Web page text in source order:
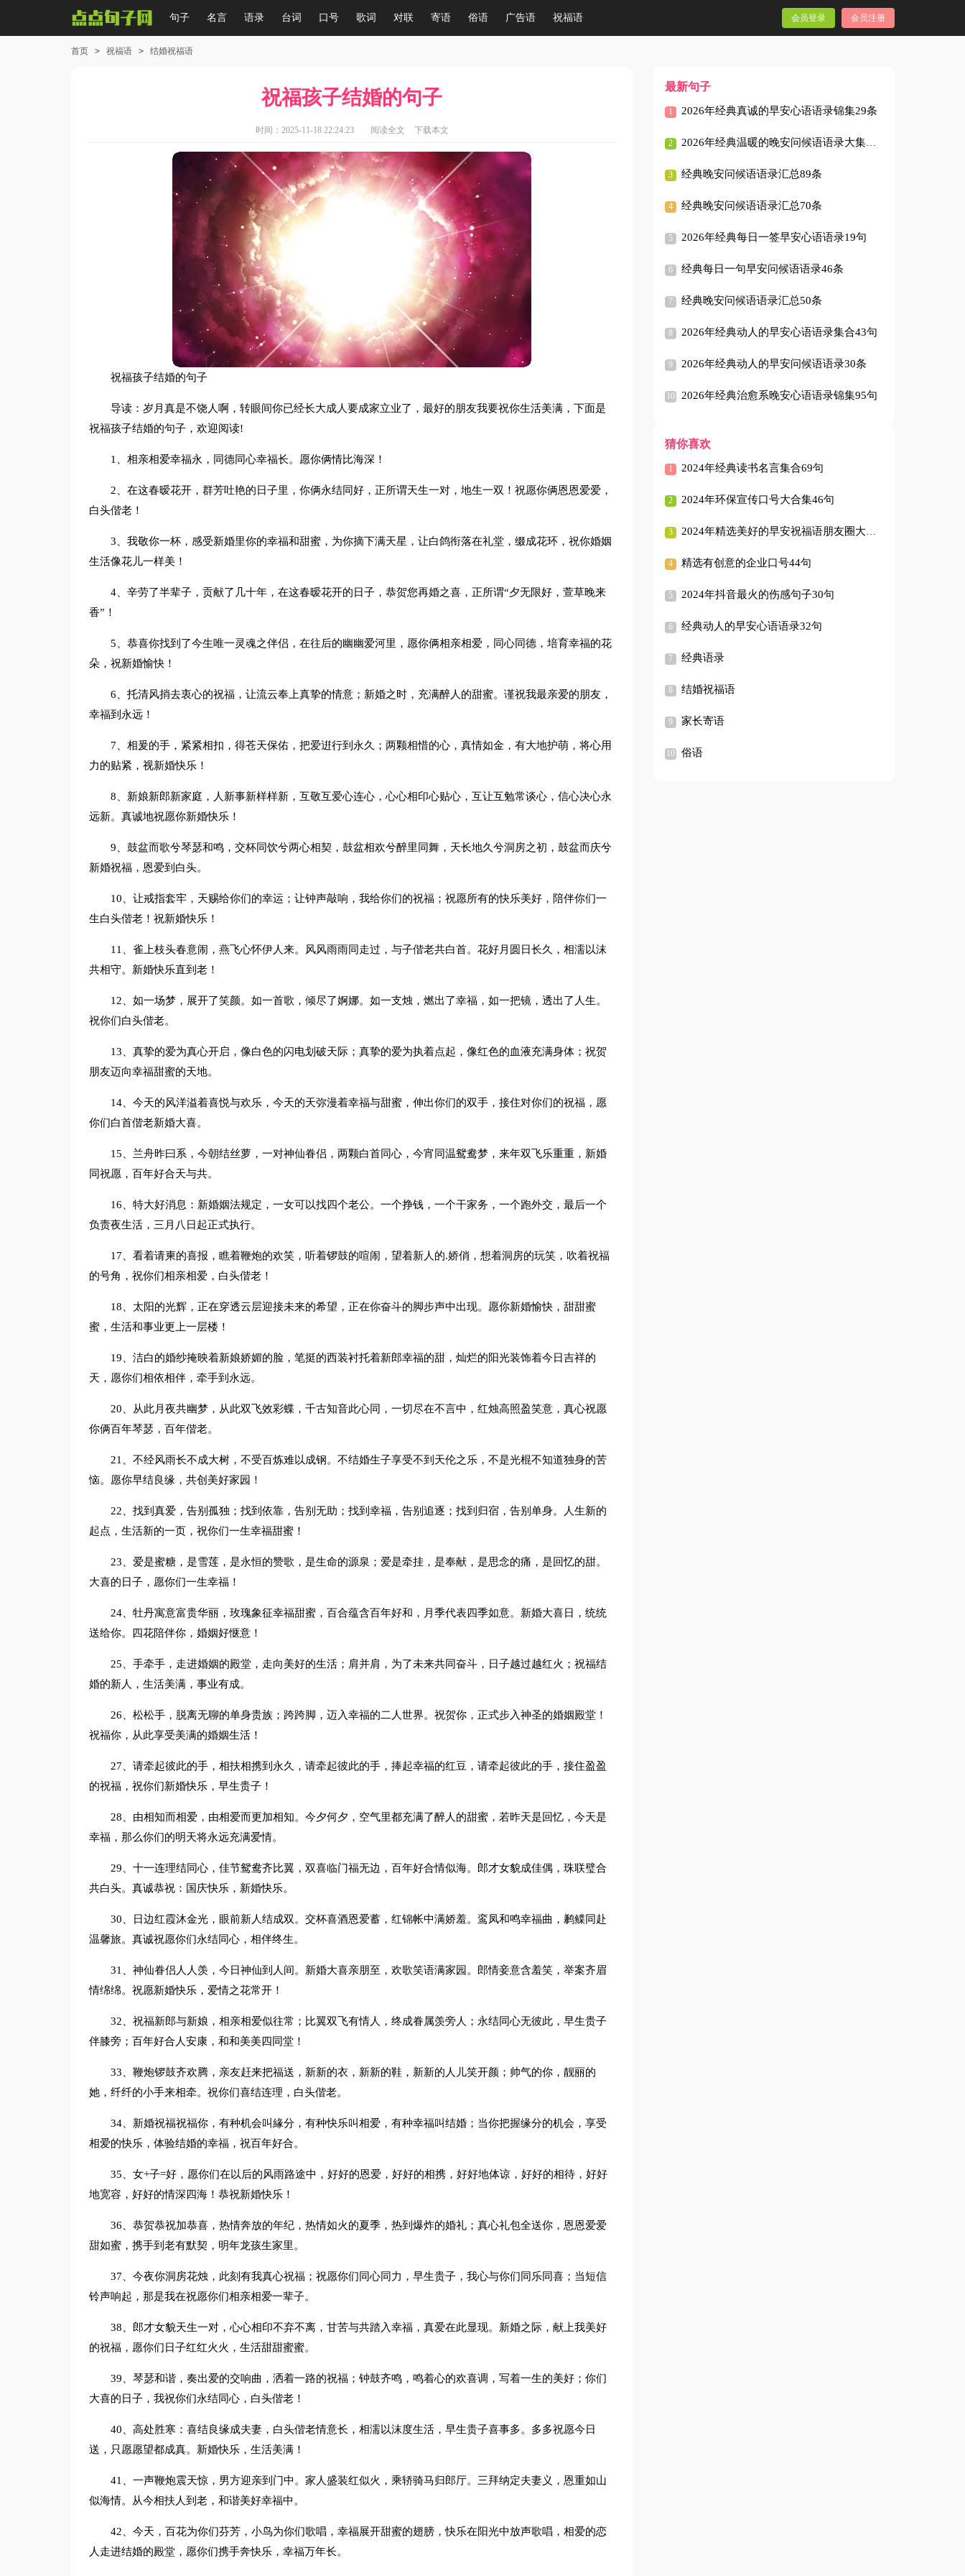
句子 名言 语录 台词 口号 歌词 对联 寄语 俗语 广告语 祝福语 会员登录 会员注册
首页 > 祝福语 > 结婚祝福语
祝福孩子结婚的句子
时间：2025-11-18 22:24:23 阅读全文 下载本文
祝福孩子结婚的句子
导读：岁月真是不饶人啊，转眼间你已经长大成人要成家立业了，最好的朋友我要祝你生活美满，下面是
祝福孩子结婚的句子，欢迎阅读!
1、相亲相爱幸福永，同德同心幸福长。愿你俩情比海深！
2、在这春暧花开，群芳吐艳的日子里，你俩永结同好，正所谓天生一对，地生一双！祝愿你俩恩恩爱爱，
白头偕老！
3、我敬你一杯，感受新婚里你的幸福和甜蜜，为你摘下满天星，让白鸽衔落在礼堂，缀成花环，祝你婚姻
生活像花儿一样美！
4、辛劳了半辈子，贡献了几十年，在这春暧花开的日子，恭贺您再婚之喜，正所谓“夕无限好，萱草晚来
香”！
5、恭喜你找到了今生唯一灵魂之伴侣，在往后的幽幽爱河里，愿你俩相亲相爱，同心同德，培育幸福的花
朵，祝新婚愉快！
6、托清风捎去衷心的祝福，让流云奉上真挚的情意；新婚之时，充满醉人的甜蜜。谨祝我最亲爱的朋友，
幸福到永远！
7、相爰的手，紧紧相扣，得苍天保佑，把爱逬行到永久；两颗相惜的心，真情如金，有大地护萌，将心用
力的贴紧，视新婚快乐！
8、新娘新郎新家庭，人新事新样样新，互敬互爱心连心，心心相印心贴心，互让互勉常谈心，信心决心永
远新。真诚地祝愿你新婚快乐！
9、鼓盆而歌兮琴瑟和鸣，交杯同饮兮两心相契，鼓盆相欢兮醉里同舞，天长地久兮洞房之初，鼓盆而庆兮
新婚祝福，恩爱到白头。
10、让戒指套牢，天赐给你们的幸运；让钟声敲响，我给你们的祝福；祝愿所有的快乐美好，陪伴你们一
生白头偕老！祝新婚快乐！
11、雀上枝头春意闹，燕飞心怀伊人来。风风雨雨同走过，与子偕老共白首。花好月圆日长久，相濡以沫
共相守。新婚快乐直到老！
12、如一场梦，展开了笑颜。如一首歌，倾尽了婀娜。如一支烛，燃出了幸福，如一把镜，透出了人生。
祝你们白头偕老。
13、真挚的爱为真心开启，像白色的闪电划破天际；真挚的爱为执着点起，像红色的血液充满身体；祝贺
朋友迈向幸福甜蜜的天地。
14、今天的风洋溢着喜悦与欢乐，今天的天弥漫着幸福与甜蜜，伸出你们的双手，接住对你们的祝福，愿
你们白首偕老新婚大喜。
15、兰舟昨曰系，今朝结丝萝，一对神仙眷侣，两颗白首同心，今宵同温鸳鸯梦，来年双飞乐重重，新婚
同祝愿，百年好合天与共。
16、特大好消息：新婚姻法规定，一女可以找四个老公。一个挣钱，一个干家务，一个跑外交，最后一个
负责夜生活，三月八日起正式执行。
17、看着请柬的喜报，瞧着鞭炮的欢笑，听着锣鼓的喧闹，望着新人的.娇俏，想着洞房的玩笑，吹着祝福
的号角，祝你们相亲相爱，白头偕老！
18、太阳的光辉，正在穿透云层迎接未来的希望，正在你奋斗的脚步声中出现。愿你新婚愉快，甜甜蜜
蜜，生活和事业更上一层楼！
19、洁白的婚纱掩映着新娘娇媚的脸，笔挺的西装衬托着新郎幸福的甜，灿烂的阳光装饰着今日吉祥的
天，愿你们相依相伴，牵手到永远。
20、从此月夜共幽梦，从此双飞效彩蝶，千古知音此心同，一切尽在不言中，红烛高照盈笑意，真心祝愿
你俩百年琴瑟，百年偕老。
21、不经风雨长不成大树，不受百炼难以成钢。不结婚生子享受不到天伦之乐，不是光棍不知道独身的苦
恼。愿你早结良缘，共创美好家园！
22、找到真爱，告别孤独；找到依靠，告别无助；找到幸福，告别追逐；找到归宿，告别单身。人生新的
起点，生活新的一页，祝你们一生幸福甜蜜！
23、爱是蜜糖，是雪莲，是永恒的赞歌，是生命的源泉；爱是牵挂，是奉献，是思念的痛，是回忆的甜。
大喜的日子，愿你们一生幸福！
24、牡丹寓意富贵华丽，玫瑰象征幸福甜蜜，百合蕴含百年好和，月季代表四季如意。新婚大喜日，统统
送给你。四花陪伴你，婚姻好惬意！
25、手牵手，走进婚姻的殿堂，走向美好的生活；肩并肩，为了未来共同奋斗，日子越过越红火；祝福结
婚的新人，生活美满，事业有成。
26、松松手，脱离无聊的单身贵族；跨跨脚，迈入幸福的二人世界。祝贺你，正式步入神圣的婚姻殿堂！
祝福你，从此享受美满的婚姻生活！
27、请牵起彼此的手，相扶相携到永久，请牵起彼此的手，捧起幸福的红豆，请牵起彼此的手，接住盈盈
的祝福，祝你们新婚快乐，早生贵子！
28、由相知而相爱，由相爱而更加相知。今夕何夕，空气里都充满了醉人的甜蜜，若昨天是回忆，今天是
幸福，那么你们的明天将永远充满爱情。
29、十一连理结同心，佳节鸳鸯齐比翼，双喜临门福无边，百年好合情似海。郎才女貌成佳偶，珠联璧合
共白头。真诚恭祝：国庆快乐，新婚快乐。
30、日边红霞沐金光，眼前新人结成双。交杯喜酒恩爱蓄，红锦帐中满娇羞。鸾凤和鸣幸福曲，鹣鲽同赴
温馨旅。真诚祝愿你们永结同心，相伴终生。
31、神仙眷侣人人羡，今日神仙到人间。新婚大喜亲朋至，欢歌笑语满家园。郎情妾意含羞笑，举案齐眉
情绵绵。祝愿新婚快乐，爱情之花常开！
32、祝福新郎与新娘，相亲相爱似往常；比翼双飞有情人，终成眷属羡旁人；永结同心无彼此，早生贵子
伴膝旁；百年好合人安康，和和美美四同堂！
33、鞭炮锣鼓齐欢腾，亲友赶来把福送，新新的衣，新新的鞋，新新的人儿笑开颜；帅气的你，靓丽的
她，纤纤的小手来相牵。祝你们喜结连理，白头偕老。
34、新婚祝福祝福你，有种机会叫緣分，有种快乐叫相爱，有种幸福叫结婚；当你把握缘分的机会，享受
相爱的快乐，体验结婚的幸福，祝百年好合。
35、女+子=好，愿你们在以后的风雨路途中，好好的恩爱，好好的相携，好好地体谅，好好的相待，好好
地宽容，好好的情深四海！恭祝新婚快乐！
36、恭贺恭祝加恭喜，热情奔放的年纪，热情如火的夏季，热到爆炸的婚礼；真心礼包全送你，恩恩爱爱
甜如蜜，携手到老有默契，明年龙孩生家里。
37、今夜你洞房花烛，此刻有我真心祝福；祝愿你们同心同力，早生贵子，我心与你们同乐同喜；当短信
铃声响起，那是我在祝愿你们相亲相爱一辈子。
38、郎才女貌天生一对，心心相印不弃不离，甘苦与共踏入幸福，真爱在此显现。新婚之际，献上我美好
的祝福，愿你们日子红红火火，生活甜甜蜜蜜。
39、琴瑟和谐，奏出爱的交响曲，洒着一路的祝福；钟鼓齐鸣，鸣着心的欢喜调，写着一生的美好；你们
大喜的日子，我祝你们永结同心，白头偕老！
40、高处胜寒：喜结良缘成夫妻，白头偕老情意长，相濡以沫度生活，早生贵子喜事多。多多祝愿今日
送，只愿愿望都成真。新婚快乐，生活美满！
41、一声鞭炮震天惊，男方迎亲到门中。家人盛装红似火，乘轿骑马归郎厅。三拜纳定夫妻义，恩重如山
似海情。从今相扶人到老，和谐美好幸福中。
42、今天，百花为你们芬芳，小鸟为你们歌唱，幸福展开甜蜜的翅膀，快乐在阳光中放声歌唱，相爱的恋
人走进结婚的殿堂，愿你们携手奔快乐，幸福万年长。
最新句子
2026年经典真诚的早安心语语录锦集29条
2026年经典温暖的晚安问候语语录大集合41条
经典晚安问候语语录汇总89条
经典晚安问候语语录汇总70条
2026年经典每日一签早安心语语录19句
经典每日一句早安问候语语录46条
经典晚安问候语语录汇总50条
2026年经典动人的早安心语语录集合43句
2026年经典动人的早安问候语语录30条
2026年经典治愈系晚安心语语录锦集95句
猜你喜欢
2024年经典读书名言集合69句
2024年环保宣传口号大合集46句
2024年精选美好的早安祝福语朋友圈大合集59句
精选有创意的企业口号44句
2024年抖音最火的伤感句子30句
经典动人的早安心语语录32句
经典语录
结婚祝福语
家长寄语
俗语